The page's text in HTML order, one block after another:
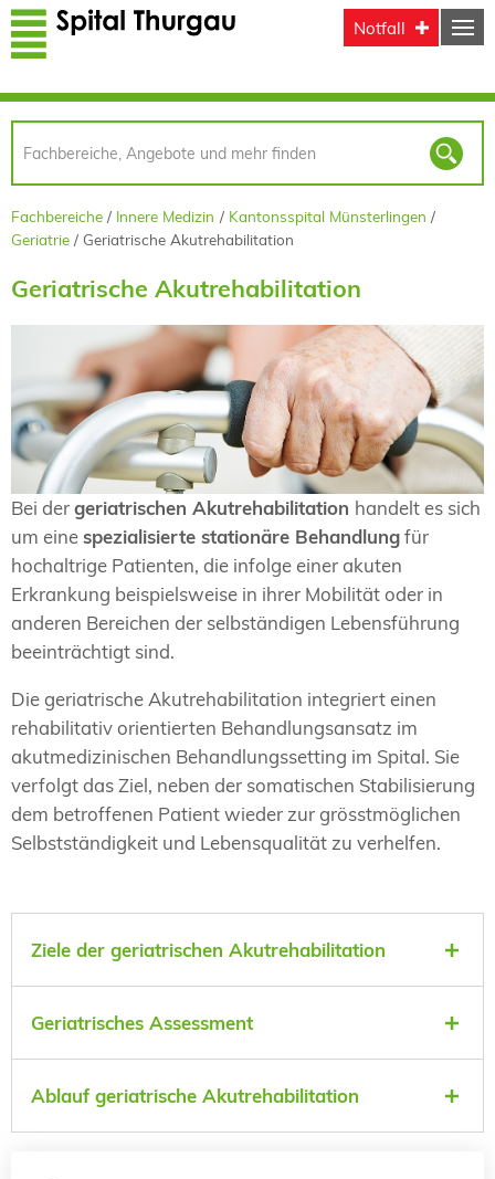
Direkt zum Inhalt
Notfall
Fachbereiche Innere Medizin
Kantonsspital Münsterlingen
Geriatrie
Geriatrische Akutrehabilitation
Geriatrische Akutrehabilitation
Bei dergeriatrischen Akutrehabilitation handelt es sich
um einespezialisierte stationäre Behandlungfür
hochaltrige Patienten, die infolge einer akuten
Erkrankung beispielsweise in ihrer Mobilität oder in
anderen Bereichen der selbständigen Lebensführung
beeinträchtigt sind.
Die geriatrische Akutrehabilitation integriert einen
rehabilitativ orientierten Behandlungsansatz im
akutmedizinischen Behandlungssetting im Spital. Sie
verfolgt das Ziel, neben der somatischen Stabilisierung
dem betroffenen Patient wieder zur grösstmöglichen
Selbstständigkeit und Lebensqualität zu verhelfen.
Ziele der geriatrischen Akutrehabilitation
Geriatrisches Assessment
Ablauf geriatrische Akutrehabilitation